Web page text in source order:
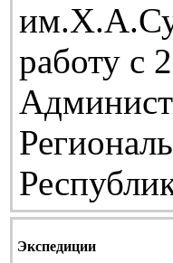
работу с
Экспедиции